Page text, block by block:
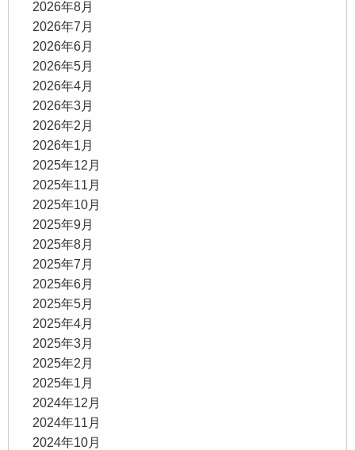
2026年8月
2026年7月
2026年6月
2026年5月
2026年4月
2026年3月
2026年2月
2026年1月
2025年12月
2025年11月
2025年10月
2025年9月
2025年8月
2025年7月
2025年6月
2025年5月
2025年4月
2025年3月
2025年2月
2025年1月
2024年12月
2024年11月
2024年10月